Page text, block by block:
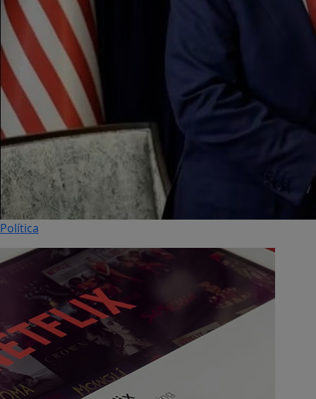
Política